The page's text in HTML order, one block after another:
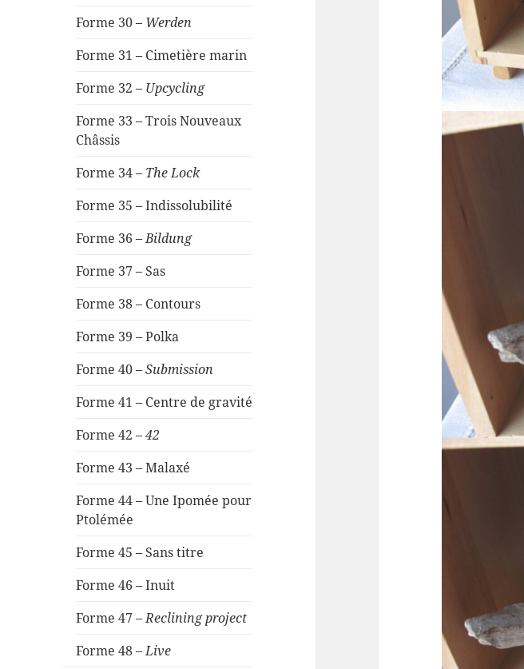
Forme 30 – Werden
Forme 31 – Cimetière marin
Forme 32 – Upcycling
Forme 33 – Trois Nouveaux
Châssis
Forme 34 – The Lock
Forme 35 – Indissolubilité
Forme 36 –Bildung
Forme 37 – Sas
Forme 38 – Contours
Forme 39 – Polka
Forme 40 –Submission
Forme 41 – Centre de gravité
Forme 42 –42
Forme 43 – Malaxé
Forme 44 – Une Ipomée pour
Ptolémée
Forme 45 – Sans titre
Forme 46 – Inuit
Forme 47 –Reclining project
Forme 48 –Live